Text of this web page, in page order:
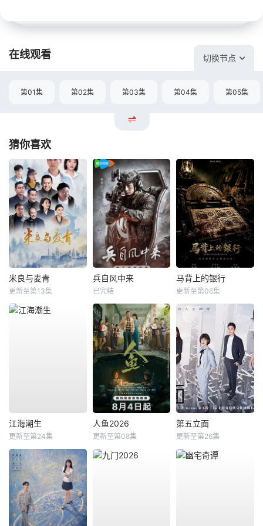
在线观看 切换节点
第01集 第02集 第03集 第04集 第05集
猜你喜欢
米良与麦青
更新至第13集
兵自风中来
已完结
马背上的银行
更新至第06集
江海潮生
更新至第24集
人鱼2026
更新至第08集
第五立面
更新至第26集